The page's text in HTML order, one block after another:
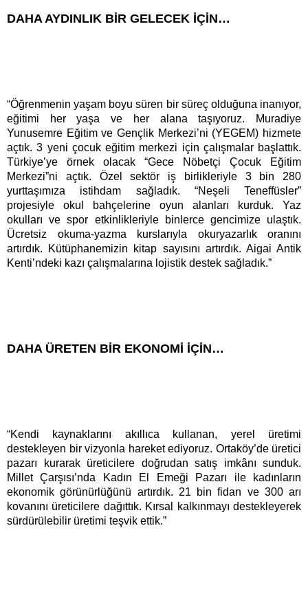
DAHA AYDINLIK BİR GELECEK İÇİN…
“Öğrenmenin yaşam boyu süren bir süreç olduğuna inanıyor,
eğitimi her yaşa ve her alana taşıyoruz. Muradiye
Yunusemre Eğitim ve Gençlik Merkezi’ni (YEGEM) hizmete
açtık. 3 yeni çocuk eğitim merkezi için çalışmalar başlattık.
Türkiye’ye örnek olacak “Gece Nöbetçi Çocuk Eğitim
Merkezi”ni açtık. Özel sektör iş birlikleriyle 3 bin 280
yurttaşımıza istihdam sağladık. “Neşeli Teneffüsler”
projesiyle okul bahçelerine oyun alanları kurduk. Yaz
okulları ve spor etkinlikleriyle binlerce gencimize ulaştık.
Ücretsiz okuma-yazma kurslarıyla okuryazarlık oranını
artırdık. Kütüphanemizin kitap sayısını artırdık. Aigai Antik
Kenti’ndeki kazı çalışmalarına lojistik destek sağladık.”
DAHA ÜRETEN BİR EKONOMİ İÇİN…
“Kendi kaynaklarını akıllıca kullanan, yerel üretimi
destekleyen bir vizyonla hareket ediyoruz. Ortaköy’de üretici
pazarı kurarak üreticilere doğrudan satış imkânı sunduk.
Millet Çarşısı’nda Kadın El Emeği Pazarı ile kadınların
ekonomik görünürlüğünü artırdık. 21 bin fidan ve 300 arı
kovanını üreticilere dağıttık. Kırsal kalkınmayı destekleyerek
sürdürülebilir üretimi teşvik ettik.”